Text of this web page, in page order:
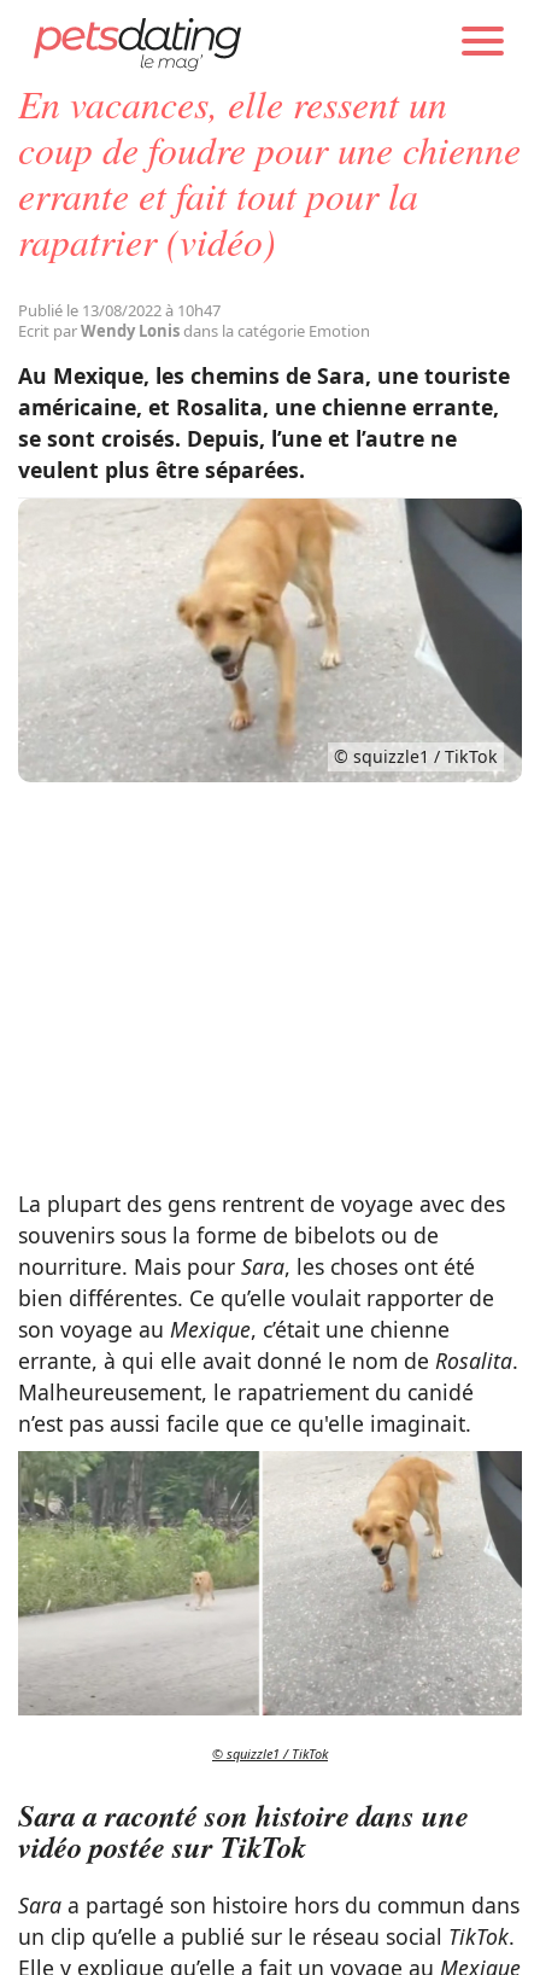
Chien
Chat
Tops
Sauvetages
Conso
PETS DATING ACTUALITÉS EMOTION
En vacances, elle ressent un
coup de foudre pour une chienne
errante et fait tout pour la
rapatrier (vidéo)
Publié le 13/08/2022 à 10h47
Ecrit parWendy Lonisdans la catégorie Emotion
Au Mexique, les chemins de Sara, une touriste
américaine, et Rosalita, une chienne errante,
se sont croisés. Depuis, l’une et l’autre ne
veulent plus être séparées.
© squizzle1 / TikTok
La plupart des gens rentrent de voyage avec des
souvenirs sous la forme de bibelots ou de
nourriture. Mais pour Sara, les choses ont été
bien différentes. Ce qu’elle voulait rapporter de
son voyage au Mexique, c’était une chienne
errante, à qui elle avait donné le nom de Rosalita.
Malheureusement, le rapatriement du canidé
n’est pas aussi facile que ce qu'elle imaginait.
© squizzle1 / TikTok
Sara a raconté son histoire dans une
vidéo postée sur TikTok
Sara a partagé son histoire hors du commun dans
un clip qu’elle a publié sur le réseau social TikTok.
Elle y explique qu’elle a fait un voyage au Mexique